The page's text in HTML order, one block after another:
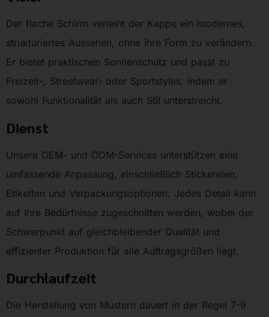
Der flache Schirm verleiht der Kappe ein modernes,
strukturiertes Aussehen, ohne ihre Form zu verändern.
Er bietet praktischen Sonnenschutz und passt zu
Freizeit-, Streetwear- oder Sportstyles, indem er
sowohl Funktionalität als auch Stil unterstreicht.
Dienst
Unsere OEM- und ODM-Services unterstützen eine
umfassende Anpassung, einschließlich Stickereien,
Etiketten und Verpackungsoptionen. Jedes Detail kann
auf Ihre Bedürfnisse zugeschnitten werden, wobei der
Schwerpunkt auf gleichbleibender Qualität und
effizienter Produktion für alle Auftragsgrößen liegt.
Durchlaufzeit
Die Herstellung von Mustern dauert in der Regel 7-9